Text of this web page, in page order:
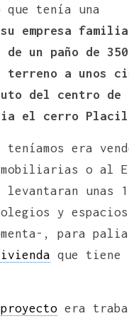
tenía una
su empresa
un paño de 350
terreno a unos
del centro de
el cerro
teníamos era
o al
levantaran unas
y espacios
, para
que tiene
proyectoera